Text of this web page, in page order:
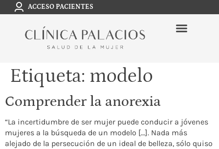
ACCESO PACIENTES
Etiqueta: modelo
Comprender la anorexia
“La incertidumbre de ser mujer puede conducir a jóvenes
mujeres a la búsqueda de un modelo […]. Nada más
alejado de la persecución de un ideal de belleza, sólo quiso